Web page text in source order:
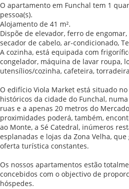
O apartamento em Funchal tem 1
pessoa(s).
Alojamento de 41 m².
Dispõe de elevador, ferro de
secador de cabelo, ar-condicionado,
A cozinha, está equipada com
congelador, máquina de lavar roupa,
utensílios/cozinha, cafeteira,
O edifício Viola Market está situado
históricos da cidade do Funchal,
ruas e a apenas 20 metros do
proximidades poderá, também,
ao Monte, a Sé Catedral, inúmeros
esplanadas e lojas da Zona Velha,
oferta turística constantes.
Os nossos apartamentos estão
concebidos com o objectivo de
hóspedes.